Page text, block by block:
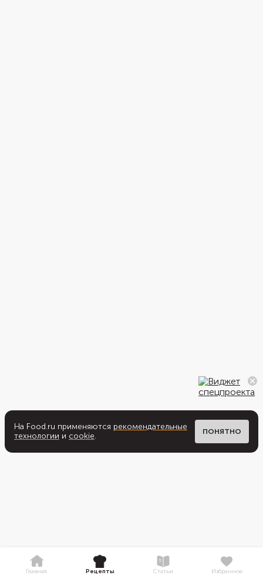
На Food.ru применяются рекомендательные
технологии и cookie. ПОНЯТНО
Главная Рецепты Статьи Избранное